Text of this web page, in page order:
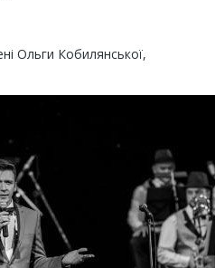
Ольги Кобилянської,